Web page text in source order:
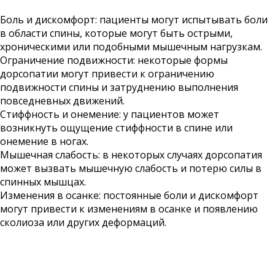
Боль и дискомфорт: пациенты могут испытывать боли
в области спины, которые могут быть острыми,
хроническими или подобными мышечным нагрузкам.
Ограничение подвижности: некоторые формы
дорсопатии могут привести к ограничению
подвижности спины и затруднению выполнения
повседневных движений.
Стиффность и онемение: у пациентов может
возникнуть ощущение стиффности в спине или
онемение в ногах.
Мышечная слабость: в некоторых случаях дорсопатия
может вызвать мышечную слабость и потерю силы в
спинных мышцах.
Изменения в осанке: постоянные боли и дискомфорт
могут привести к изменениям в осанке и появлению
сколиоза или других деформаций.